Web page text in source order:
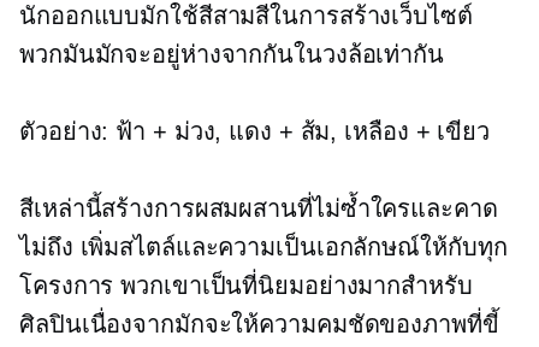
นักออกแบบมักใช้สีสามสีในการสร้างเว็บไซต์
พวกมันมักจะอยู่ห่างจากกันในวงล้อเท่ากัน
ตัวอย่าง: ฟ้า + ม่วง, แดง + ส้ม, เหลือง + เขียว
สีเหล่านี้สร้างการผสมผสานที่ไม่ซ้ำใครและคาด
ไม่ถึง เพิ่มสไตล์และความเป็นเอกลักษณ์ให้กับทุก
โครงการ พวกเขาเป็นที่นิยมอย่างมากสำหรับ
ศิลปินเนื่องจากมักจะให้ความคมชัดของภาพที่ขี้